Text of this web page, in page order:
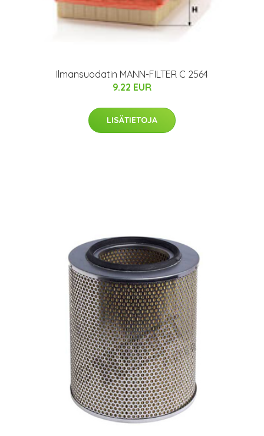
Ilmansuodatin MANN-FILTER C 2564
9.22 EUR
LISÄTIETOJA